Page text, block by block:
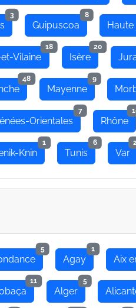
3
Guipuscoa
8
et-Vilaine
18
Isère
20
48
Mayenne
9
Orientales
7
Rhône
Knin
1
Tunis
6
Var
5
Agay
1
Aix
11
Alger
5